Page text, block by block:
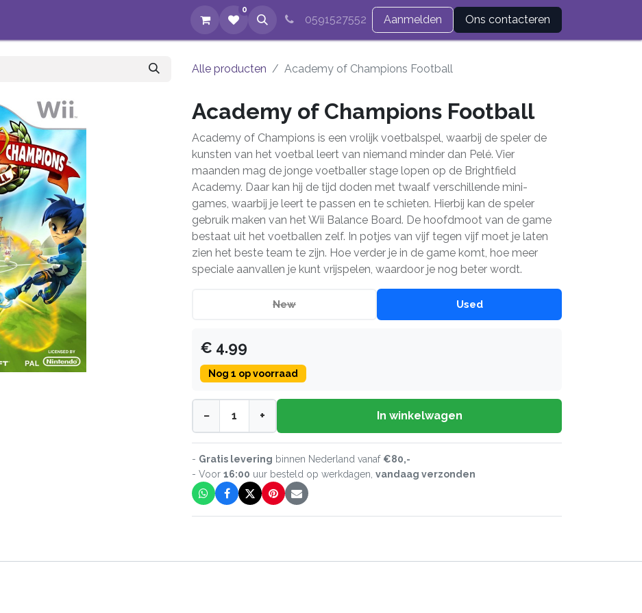
Over ons Reparaties
0
0591527552 Aanmelden Ons contacteren
Alle producten Academy of Champions Football
Academy of Champions Football
Academy of Champions is een vrolijk voetbalspel, waarbij de speler de
kunsten van het voetbal leert van niemand minder dan Pelé. Vier
maanden mag de jonge voetballer stage lopen op de Brightfield
Academy. Daar kan hij de tijd doden met twaalf verschillende mini-
games, waarbij je leert te passen en te schieten. Hierbij kan de speler
gebruik maken van het Wii Balance Board. De hoofdmoot van de game
bestaat uit het voetballen zelf. In potjes van vijf tegen vijf moet je laten
zien het beste team te zijn. Hoe verder je in de game komt, hoe meer
speciale aanvallen je kunt vrijspelen, waardoor je nog beter wordt.
New Used
€ 4.99
Nog 1 op voorraad
− + In winkelwagen
- Gratis levering binnen Nederland vanaf €80,-
- Voor 16:00 uur besteld op werkdagen, vandaag verzonden